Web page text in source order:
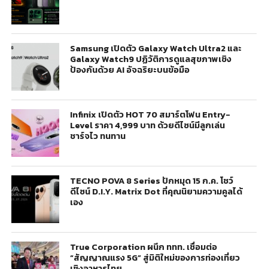
Samsung เปิดตัว Galaxy Watch Ultra2 และ
Galaxy Watch9 ปฏิวัติการดูแลสุขภาพเชิง
ป้องกันด้วย AI อัจฉริยะบนข้อมือ
Infinix เปิดตัว HOT 70 สมาร์ตโฟน Entry-
Level ราคา 4,999 บาท ด้วยดีไซน์มีลูกเล่น
ชาร์จไว ทนทาน
TECNO POVA 8 Series ปักหมุด 15 ก.ค. โชว์
ดีไซน์ D.I.Y. Matrix Dot ที่คุณนิยามความคูลได้
เอง
True Corporation ผนึก ททท. เชื่อมต่อ
“สัญญาณแรง 5G” สู่มิติใหม่ของการท่องเที่ยว